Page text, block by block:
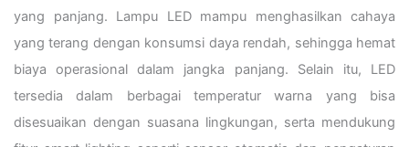
yang panjang. Lampu LED mampu menghasilkan cahaya
yang terang dengan konsumsi daya rendah, sehingga hemat
biaya operasional dalam jangka panjang. Selain itu, LED
tersedia dalam berbagai temperatur warna yang bisa
disesuaikan dengan suasana lingkungan, serta mendukung